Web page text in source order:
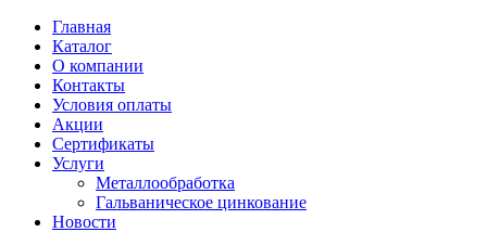
Главная
Каталог
О компании
Контакты
Условия оплаты
Акции
Сертификаты
Услуги
Металлообработка
Гальваническое цинкование
Новости